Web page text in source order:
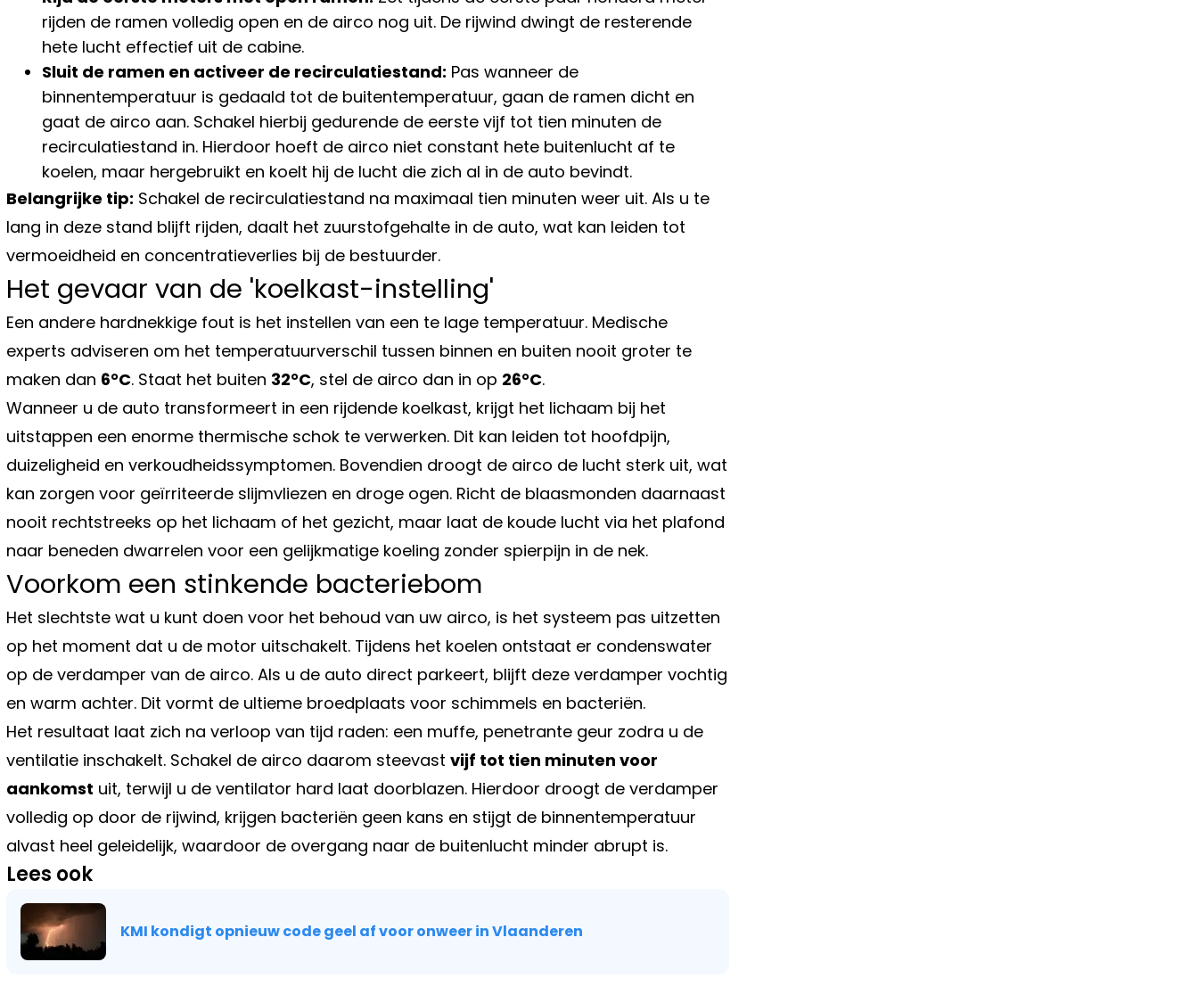
rijden de ramen volledig open en de airco nog uit. De rijwind dwingt de resterende
hete lucht effectief uit de cabine.
Sluit de ramen en activeer de recirculatiestand: Pas wanneer de
binnentemperatuur is gedaald tot de buitentemperatuur, gaan de ramen dicht en
gaat de airco aan. Schakel hierbij gedurende de eerste vijf tot tien minuten de
recirculatiestand in. Hierdoor hoeft de airco niet constant hete buitenlucht af te
koelen, maar hergebruikt en koelt hij de lucht die zich al in de auto bevindt.
Belangrijke tip: Schakel de recirculatiestand na maximaal tien minuten weer uit. Als u te
lang in deze stand blijft rijden, daalt het zuurstofgehalte in de auto, wat kan leiden tot
vermoeidheid en concentratieverlies bij de bestuurder.
Het gevaar van de 'koelkast-instelling'
Een andere hardnekkige fout is het instellen van een te lage temperatuur. Medische
experts adviseren om het temperatuurverschil tussen binnen en buiten nooit groter te
maken dan 6°C. Staat het buiten 32°C, stel de airco dan in op 26°C.
Wanneer u de auto transformeert in een rijdende koelkast, krijgt het lichaam bij het
uitstappen een enorme thermische schok te verwerken. Dit kan leiden tot hoofdpijn,
duizeligheid en verkoudheidssymptomen. Bovendien droogt de airco de lucht sterk uit, wat
kan zorgen voor geïrriteerde slijmvliezen en droge ogen. Richt de blaasmonden daarnaast
nooit rechtstreeks op het lichaam of het gezicht, maar laat de koude lucht via het plafond
naar beneden dwarrelen voor een gelijkmatige koeling zonder spierpijn in de nek.
Voorkom een stinkende bacteriebom
Het slechtste wat u kunt doen voor het behoud van uw airco, is het systeem pas uitzetten
op het moment dat u de motor uitschakelt. Tijdens het koelen ontstaat er condenswater
op de verdamper van de airco. Als u de auto direct parkeert, blijft deze verdamper vochtig
en warm achter. Dit vormt de ultieme broedplaats voor schimmels en bacteriën.
Het resultaat laat zich na verloop van tijd raden: een muffe, penetrante geur zodra u de
ventilatie inschakelt. Schakel de airco daarom steevast vijf tot tien minuten voor
aankomst uit, terwijl u de ventilator hard laat doorblazen. Hierdoor droogt de verdamper
volledig op door de rijwind, krijgen bacteriën geen kans en stijgt de binnentemperatuur
alvast heel geleidelijk, waardoor de overgang naar de buitenlucht minder abrupt is.
Lees ook
KMI kondigt opnieuw code geel af voor onweer in Vlaanderen